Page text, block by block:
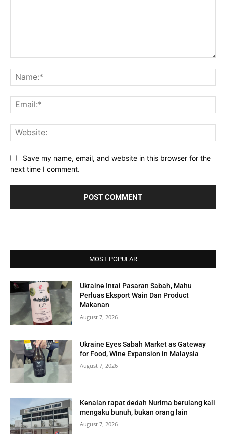
Save my name, email, and website in this browser for the
next time I comment.
MOST POPULAR
Ukraine Intai Pasaran Sabah, Mahu
Perluas Eksport Wain Dan Product
Makanan
August 7, 2026
Ukraine Eyes Sabah Market as Gateway
for Food, Wine Expansion in Malaysia
August 7, 2026
Kenalan rapat dedah Nurima berulang kali
mengaku bunuh, bukan orang lain
August 7, 2026